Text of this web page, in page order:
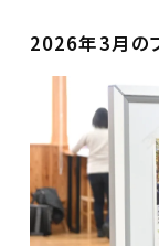
2026年3月の